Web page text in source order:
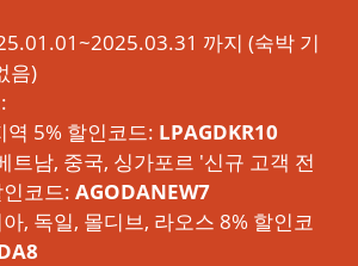
까지 (숙박 기
음)
역 5% 할인코드: LPAGDKR10
트남, 중국, 싱가포르 '신규 고객 전
코드: AGODANEW7
, 독일, 몰디브, 라오스 8% 할인코